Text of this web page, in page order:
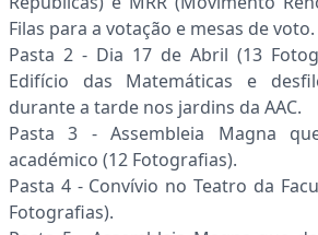
Filas para a votação e mesas de voto.
Pasta 2 - Dia 17 de Abril (13
Edifício das Matemáticas e
durante a tarde nos jardins da AAC.
Pasta 3 - Assembleia Magna
académico (12 Fotografias).
Pasta 4 - Convívio no Teatro da
Fotografias).